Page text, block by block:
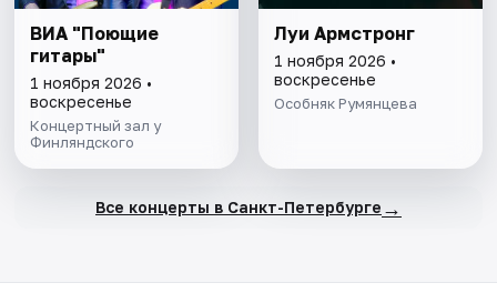
ВИА "Поющие
гитары"
1 ноября 2026 •
воскресенье
Концертный зал у
Финляндского
Луи Армстронг
1 ноября 2026 •
воскресенье
Особняк Румянцева
Все концерты в Санкт-Петербурге →